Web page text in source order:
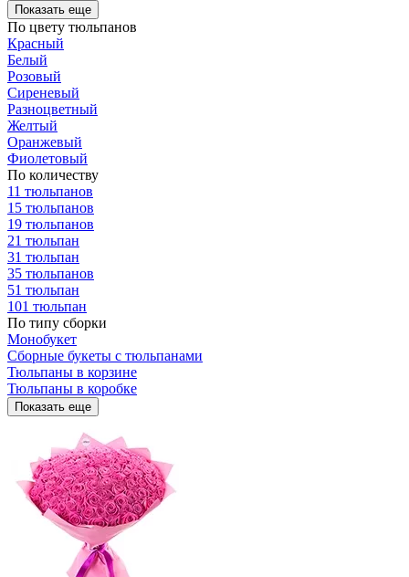
Показать еще
По цвету тюльпанов
Красный
Белый
Розовый
Сиреневый
Разноцветный
Желтый
Оранжевый
Фиолетовый
По количеству
11 тюльпанов
15 тюльпанов
19 тюльпанов
21 тюльпан
31 тюльпан
35 тюльпанов
51 тюльпан
101 тюльпан
По типу сборки
Монобукет
Сборные букеты с тюльпанами
Тюльпаны в корзине
Тюльпаны в коробке
Показать еще